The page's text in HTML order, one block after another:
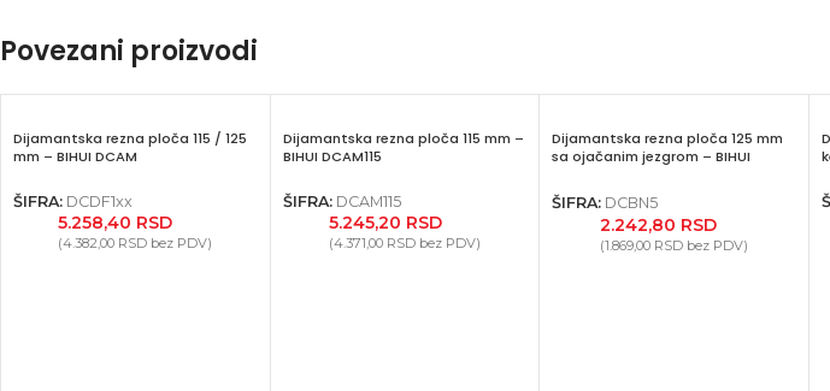
Povezani proizvodi
Dijamantska rezna ploča 115 / 125
mm – BIHUI DCAM
ŠIFRA: DCDF1xx
5.258,40 RSD
(4.382,00 RSD bez PDV)
Dijamantska rezna ploča 115 mm –
BIHUI DCAM115
ŠIFRA: DCAM115
5.245,20 RSD
(4.371,00 RSDbez PDV)
Dijamantska rezna ploča 125 mm
sa ojačanim jezgrom – BIHUI
ŠIFRA: DCBN5
2.242,80 RSD
(1.869,00 RSD bez PDV)